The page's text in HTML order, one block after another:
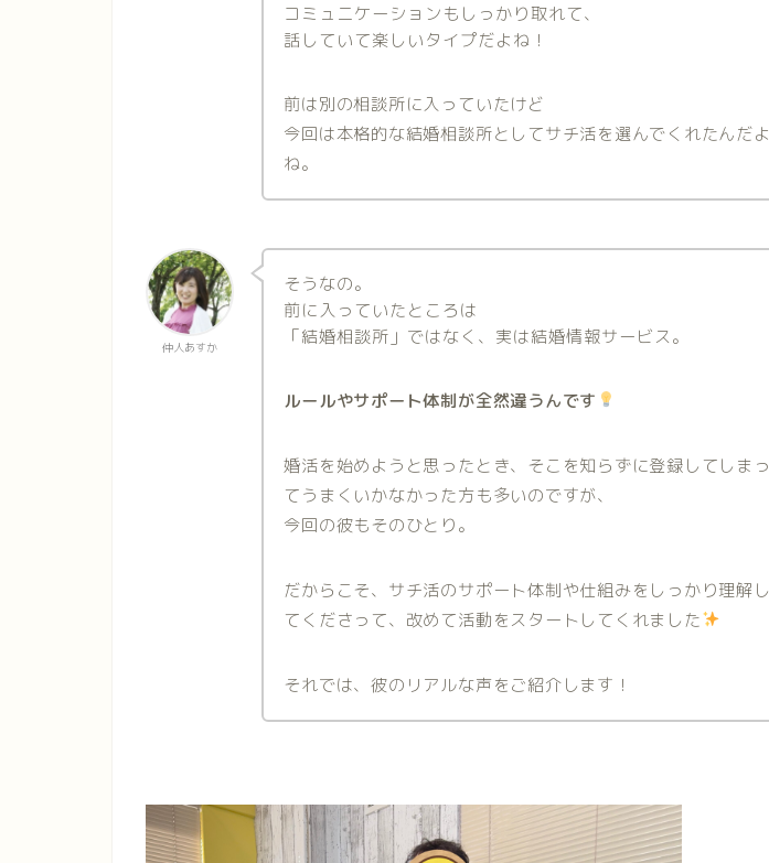
コミュニケーションもしっかり取れて、
話していて楽しいタイプだよね！
前は別の相談所に入っていたけど
今回は本格的な結婚相談所としてサチ活を選んでくれたんだよ
ね。
仲人あすか
そうなの。
前に入っていたところは
「結婚相談所」ではなく、実は結婚情報サービス。
ルールやサポート体制が全然違うんです
婚活を始めようと思ったとき、そこを知らずに登録してしまっ
てうまくいかなかった方も多いのですが、
今回の彼もそのひとり。
だからこそ、サチ活のサポート体制や仕組みをしっかり理解し
てくださって、改めて活動をスタートしてくれました
それでは、彼のリアルな声をご紹介します！